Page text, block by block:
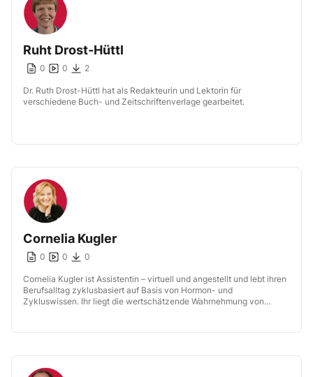
Ruht Drost-Hüttl
0 0 2
Dr. Ruth Drost-Hüttl hat als Redakteurin und Lektorin für
verschiedene Buch- und Zeitschriftenverlage gearbeitet.
Cornelia Kugler
0 0 0
Cornelia Kugler ist Assistentin – virtuell und angestellt und lebt ihren
Berufsalltag zyklusbasiert auf Basis von Hormon- und
Zykluswissen. Ihr liegt die wertschätzende Wahrnehmung von